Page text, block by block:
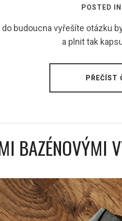
POSTED IN
budoucna vyřešíte otázku
a plnit tak
PŘEČÍST
BAZÉNOVÝMI